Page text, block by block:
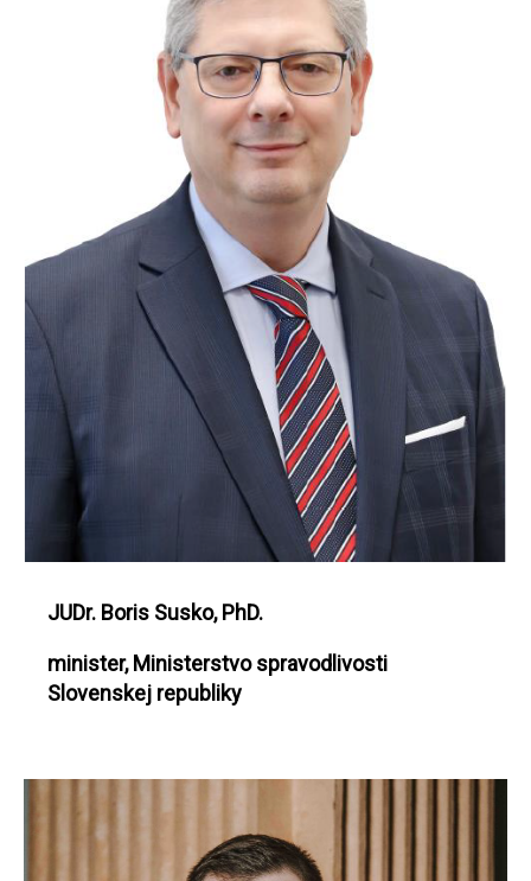
JUDr. Boris Susko, PhD.
minister, Ministerstvo spravodlivosti
Slovenskej republiky